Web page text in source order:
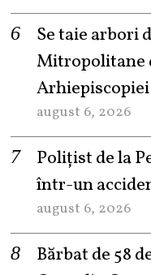
Se taie arbori
Mitropolitane
Arhiepiscopiei
august 6, 2026
Polițist de la
într-un
august 6, 2026
Bărbat de 58